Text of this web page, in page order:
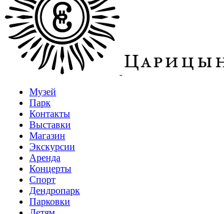
Музей
Парк
Контакты
Выставки
Магазин
Экскурсии
Аренда
Концерты
Спорт
Дендропарк
Парковки